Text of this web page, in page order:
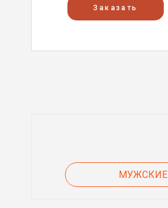
Заказать
МУЖСКИЕ